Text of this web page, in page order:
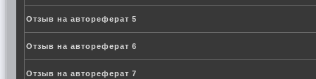
Отзыв на автореферат 5
Отзыв на автореферат 6
Отзыв на автореферат 7